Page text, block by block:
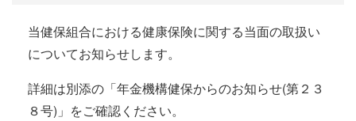
当健保組合における健康保険に関する当面の取扱い
についてお知らせします。
詳細は別添の「年金機構健保からのお知らせ(第２３
８号)」をご確認ください。